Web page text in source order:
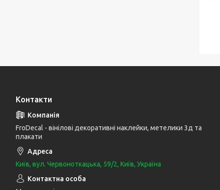
Контакти
FroDecal - вінілові декоративні наклейки, метелики 3д та
плакати
Київ, вул. Червоноткацька, 59/2, Київ, Україна